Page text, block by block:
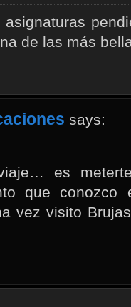
de las más
says:
es
que
vez visito